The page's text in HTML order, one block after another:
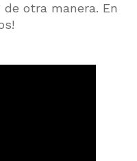
otra manera. En